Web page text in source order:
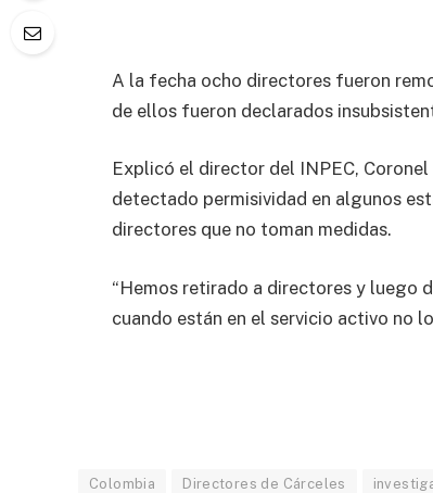
A la fecha ocho directores fueron
de ellos fueron declarados
Explicó el director del INPEC,
detectado permisividad en algunos
directores que no toman medidas.
“Hemos retirado a directores y luego
cuando están en el servicio activo no
Colombia Directores de Cárceles